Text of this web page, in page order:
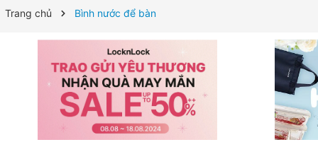
Trang chủ Bình nước để bàn